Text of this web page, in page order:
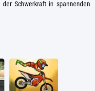
Schwerkraft in spannenden